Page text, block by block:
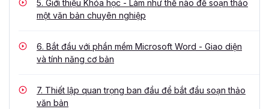
5. Giới thiệu Khóa học - Làm như thế nào để soạn thảo
một văn bản chuyên nghiệp
6. Bắt đầu với phần mềm Microsoft Word - Giao diện
và tính năng cơ bản
7. Thiết lập quan trọng ban đầu để bắt đầu soạn thảo
văn bản